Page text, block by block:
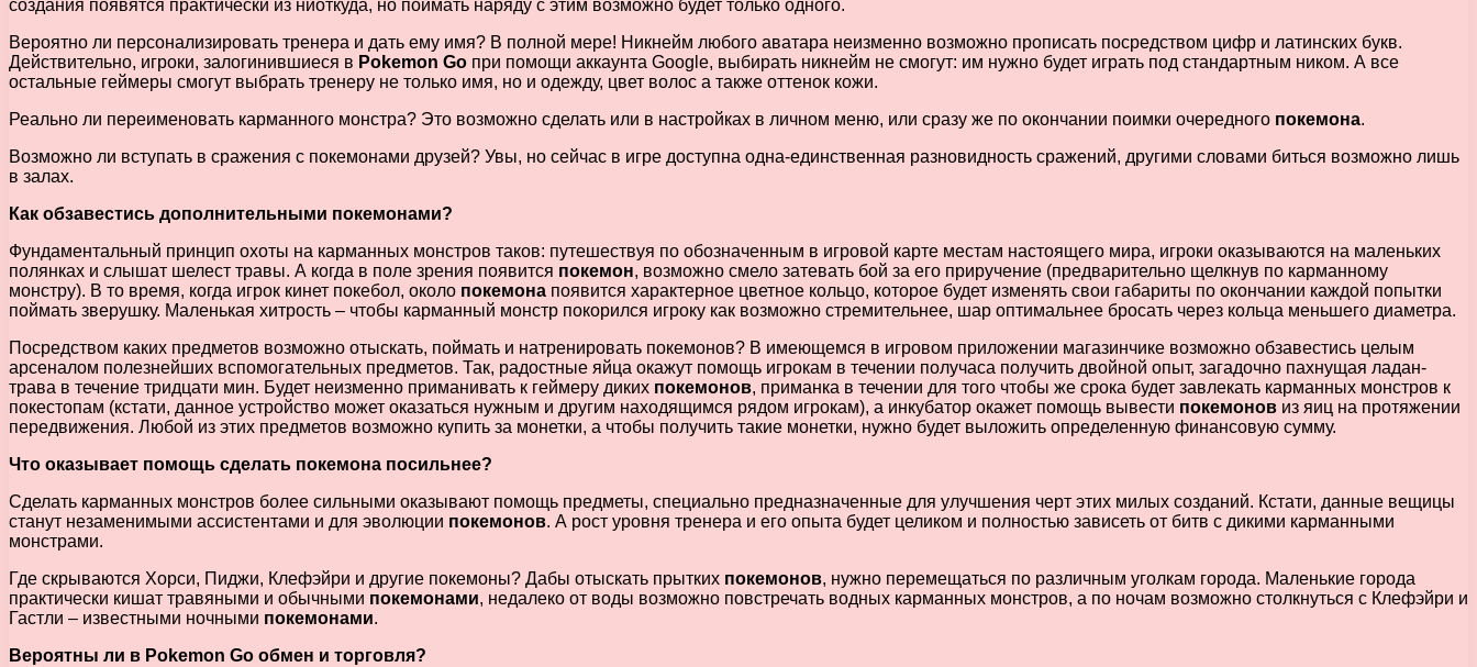
создания появятся практически из ниоткуда, но поймать наряду с этим возможно будет только одного.
Вероятно ли персонализировать тренера и дать ему имя? В полной мере! Никнейм любого аватара неизменно возможно прописать посредством цифр и латинских букв.
Действительно, игроки, залогинившиеся в Pokemon Go при помощи аккаунта Google, выбирать никнейм не смогут: им нужно будет играть под стандартным ником. А все
остальные геймеры смогут выбрать тренеру не только имя, но и одежду, цвет волос а также оттенок кожи.
Реально ли переименовать карманного монстра? Это возможно сделать или в настройках в личном меню, или сразу же по окончании поимки очередного покемона.
Возможно ли вступать в сражения с покемонами друзей? Увы, но сейчас в игре доступна одна-единственная разновидность сражений, другими словами биться возможно лишь
в залах.
Как обзавестись дополнительными покемонами?
Фундаментальный принцип охоты на карманных монстров таков: путешествуя по обозначенным в игровой карте местам настоящего мира, игроки оказываются на маленьких
полянках и слышат шелест травы. А когда в поле зрения появится покемон, возможно смело затевать бой за его приручение (предварительно щелкнув по карманному
монстру). В то время, когда игрок кинет покебол, около покемона появится характерное цветное кольцо, которое будет изменять свои габариты по окончании каждой попытки
поймать зверушку. Маленькая хитрость – чтобы карманный монстр покорился игроку как возможно стремительнее, шар оптимальнее бросать через кольца меньшего диаметра.
Посредством каких предметов возможно отыскать, поймать и натренировать покемонов? В имеющемся в игровом приложении магазинчике возможно обзавестись целым
арсеналом полезнейших вспомогательных предметов. Так, радостные яйца окажут помощь игрокам в течении получаса получить двойной опыт, загадочно пахнущая ладан-
трава в течение тридцати мин. Будет неизменно приманивать к геймеру диких покемонов, приманка в течении для того чтобы же срока будет завлекать карманных монстров к
покестопам (кстати, данное устройство может оказаться нужным и другим находящимся рядом игрокам), а инкубатор окажет помощь вывести покемонов из яиц на протяжении
передвижения. Любой из этих предметов возможно купить за монетки, а чтобы получить такие монетки, нужно будет выложить определенную финансовую сумму.
Что оказывает помощь сделать покемона посильнее?
Сделать карманных монстров более сильными оказывают помощь предметы, специально предназначенные для улучшения черт этих милых созданий. Кстати, данные вещицы
станут незаменимыми ассистентами и для эволюции покемонов. А рост уровня тренера и его опыта будет целиком и полностью зависеть от битв с дикими карманными
монстрами.
Где скрываются Хорси, Пиджи, Клефэйри и другие покемоны? Дабы отыскать прытких покемонов, нужно перемещаться по различным уголкам города. Маленькие города
практически кишат травяными и обычными покемонами, недалеко от воды возможно повстречать водных карманных монстров, а по ночам возможно столкнуться с Клефэйри и
Гастли – известными ночными покемонами.
Вероятны ли в Pokemon Go обмен и торговля?